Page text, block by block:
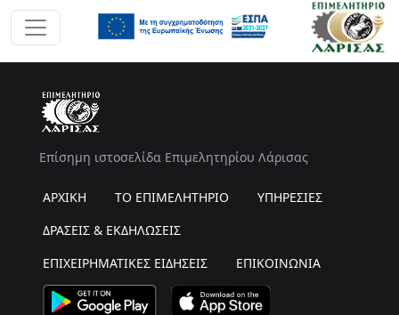
Επίσημη ιστοσελίδα Επιμελητηρίου Λάρισας
ΑΡΧΙΚΗ ΤΟ ΕΠΙΜΕΛΗΤΗΡΙΟ
ΥΠΗΡΕΣΙΕΣ
ΔΡΑΣΕΙΣ & ΕΚΔΗΛΩΣΕΙΣ
ΕΠΙΧΕΙΡΗΜΑΤΙΚΕΣ ΕΙΔΗΣΕΙΣ
ΕΠΙΚΟΙΝΩΝΙΑ